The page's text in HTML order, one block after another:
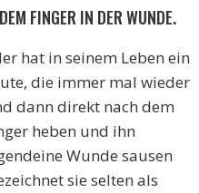
FINGER IN DER WUNDE.
hat in seinem Leben ein
die immer mal wieder
dann direkt nach dem
heben und ihn
Wunde sausen
sie selten als